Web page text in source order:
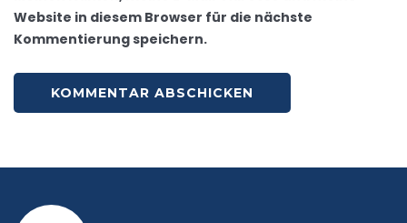
Website in diesem Browser für die nächste
Kommentierung speichern.